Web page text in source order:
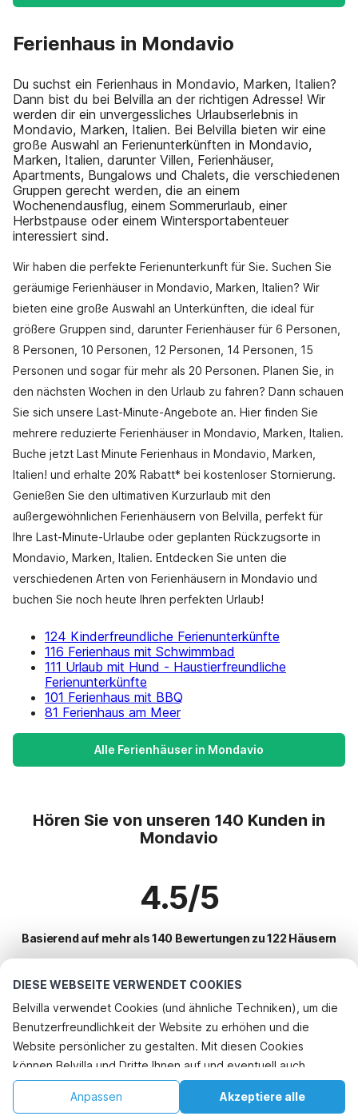
DIESE WEBSEITE VERWENDET COOKIES
Belvilla verwendet Cookies (und ähnliche Techniken), um die
Benutzerfreundlichkeit der Website zu erhöhen und die
Website persönlicher zu gestalten. Mit diesen Cookies
können Belvilla und Dritte Ihnen auf und eventuell auch
außerhalb unserer Website folgen, um Werbung Ihren
Interessen anzupassen und das Teilen von Informationen über
Akzeptiere alle
Anpassen
Ferienhaus in Mondavio
Du suchst ein Ferienhaus in Mondavio, Marken, Italien?
Dann bist du bei Belvilla an der richtigen Adresse! Wir
werden dir ein unvergessliches Urlaubserlebnis in
Mondavio, Marken, Italien. Bei Belvilla bieten wir eine
große Auswahl an Ferienunterkünften in Mondavio,
Marken, Italien, darunter Villen, Ferienhäuser,
Apartments, Bungalows und Chalets, die verschiedenen
Gruppen gerecht werden, die an einem
Wochenendausflug, einem Sommerurlaub, einer
Herbstpause oder einem Wintersportabenteuer
interessiert sind.
Wir haben die perfekte Ferienunterkunft für Sie. Suchen Sie
geräumige Ferienhäuser in Mondavio, Marken, Italien? Wir
bieten eine große Auswahl an Unterkünften, die ideal für
größere Gruppen sind, darunter Ferienhäuser für 6 Personen,
8 Personen, 10 Personen, 12 Personen, 14 Personen, 15
Personen und sogar für mehr als 20 Personen. Planen Sie, in
den nächsten Wochen in den Urlaub zu fahren? Dann schauen
Sie sich unsere Last-Minute-Angebote an. Hier finden Sie
mehrere reduzierte Ferienhäuser in Mondavio, Marken, Italien.
Buche jetzt Last Minute Ferienhaus in Mondavio, Marken,
Italien! und erhalte 20% Rabatt* bei kostenloser Stornierung.
Genießen Sie den ultimativen Kurzurlaub mit den
außergewöhnlichen Ferienhäusern von Belvilla, perfekt für
Ihre Last-Minute-Urlaube oder geplanten Rückzugsorte in
Mondavio, Marken, Italien. Entdecken Sie unten die
verschiedenen Arten von Ferienhäusern in Mondavio und
buchen Sie noch heute Ihren perfekten Urlaub!
124 Kinderfreundliche Ferienunterkünfte
116 Ferienhaus mit Schwimmbad
111 Urlaub mit Hund - Haustierfreundliche
Ferienunterkünfte
101 Ferienhaus mit BBQ
81 Ferienhaus am Meer
Alle Ferienhäuser in Mondavio
Hören Sie von unseren 140 Kunden in
Mondavio
4.5/5
Basierend auf mehr als 140 Bewertungen zu 122 Häusern
Beliebteste Reiseziele für Urlaub
Top-Städte mit Top-Annehmlichkeiten für den Urlaub
Kinderfreundliche Ferienunterkünfte san-savino
Kinderfreundliche Ferienunterkünfte apecchio
Kinderfreundliche Ferienunterkünfte borgo-pace
Beliebte Ausstattungen für Urlaub in Mondavio
Kinderfreundliche Ferienunterkünfte
Beliebte Städte für den Urlaub in Marken
Startseite Wunschliste Buchungen Konto